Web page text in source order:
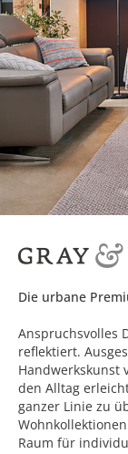
Die urbane
Anspruchsvolles
reflektiert.
Handwerkskunst
den Alltag
ganzer Linie zu
Raum für